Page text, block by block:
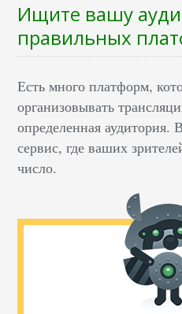
Ищите вашу
правильных
Есть много платформ,
организовывать
определенная
сервис, где ваших
число.